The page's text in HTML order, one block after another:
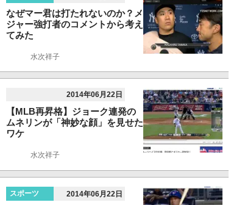
なぜマー君は打たれないのか？メ
ジャー強打者のコメントから考え
てみた
水次祥子
2014年06月22日
【MLB再昇格】ジョーク連発の
ムネリンが「神妙な顔」を見せた
ワケ
水次祥子
スポーツ 2014年06月22日